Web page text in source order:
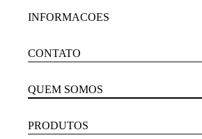
INFORMACOES
CONTATO
QUEM SOMOS
PRODUTOS